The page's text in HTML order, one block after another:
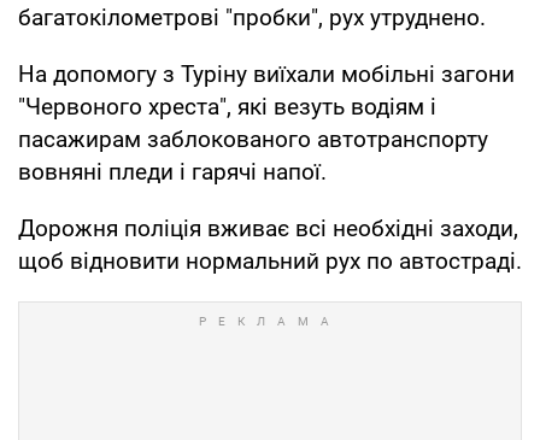
багатокілометрові "пробки", рух утруднено.
На допомогу з Туріну виїхали мобільні загони
"Червоного хреста", які везуть водіям і
пасажирам заблокованого автотранспорту
вовняні пледи і гарячі напої.
Дорожня поліція вживає всі необхідні заходи,
щоб відновити нормальний рух по автостраді.